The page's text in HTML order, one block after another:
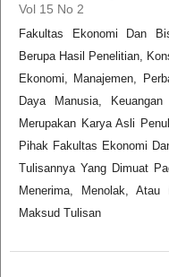
Vol 15 No 2
Fakultas Ekonomi Dan
Berupa Hasil Penelitian,
Ekonomi, Manajemen,
Daya Manusia,
Merupakan Karya Asli
Pihak Fakultas Ekonomi
Tulisannya Yang Dimuat
Menerima, Menolak, Atau
Maksud Tulisan